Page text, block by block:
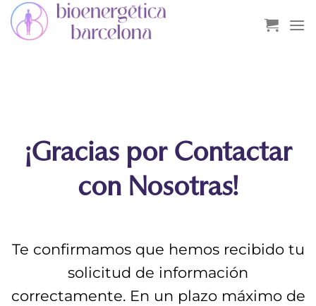
Saltar
contenido
¡Gracias por Contactar
con Nosotras!
Te confirmamos que hemos recibido tu
solicitud de información
correctamente. En un plazo máximo de